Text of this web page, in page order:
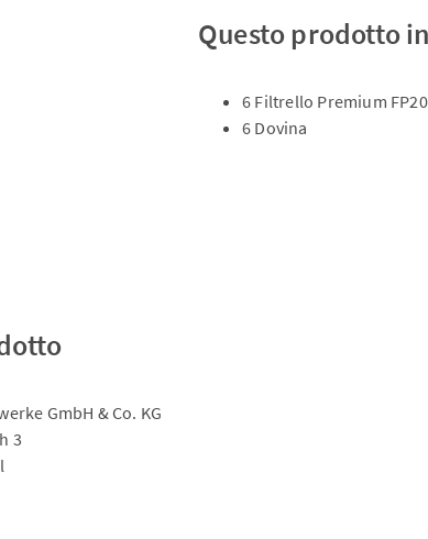
Questo prodotto
6 Filtrello Premium
6 Dovina
GmbH & Co. KG
3